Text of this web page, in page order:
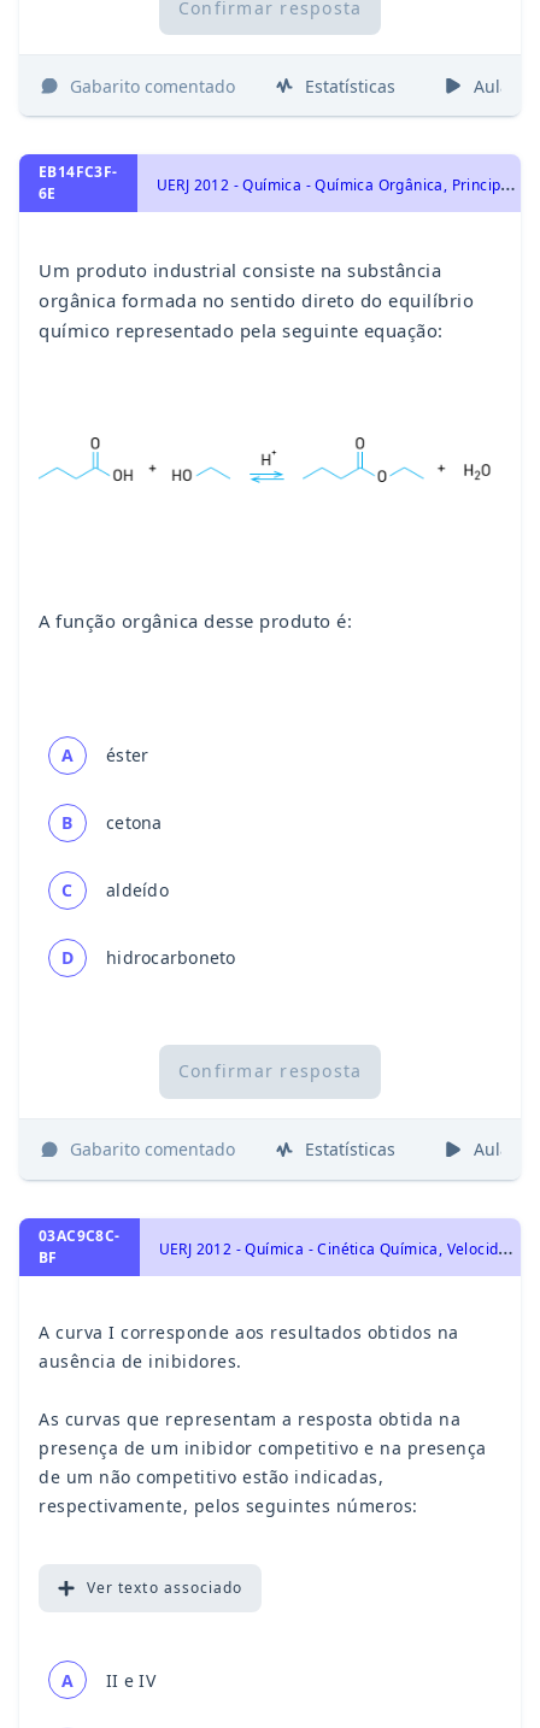
Confirmar resposta
Gabarito comentado Estatísticas Aulas
EB14FC3F-
6E
U
ERJ 2012 - Química - Química Orgânica, Principais Funções Orgânicas: Funções Oxigenadas: Cetona, Aldeído, Éter, Éster, Ácido Carboxílico, Anidrido Orgânico e Cloreto de Ácido., Principais Funções Orgânicas: Hidrocarbonetos: Alcano, Alceno, Alcino, Alcadieno, Ciclos Alcano e Alceno, Aromáticos. Haletos.
Um produto industrial consiste na substância
orgânica formada no sentido direto do equilíbrio
químico representado pela seguinte equação:
A função orgânica desse produto é:
A éster
B cetona
C aldeído
D hidrocarboneto
Confirmar resposta
Gabarito comentado Estatísticas Aulas
03AC9C8C-
BF
U
ERJ 2012 - Química - Cinética Química, Velocidade de Reação, Energia de Ativação, Concentração, Pressão, Temperatura e Catalisador
A curva I corresponde aos resultados obtidos na
ausência de inibidores.
As curvas que representam a resposta obtida na
presença de um inibidor competitivo e na presença
de um não competitivo estão indicadas,
respectivamente, pelos seguintes números:
Ver texto associado
A II e IV